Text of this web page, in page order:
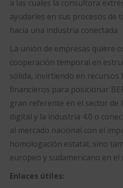
a las cuales la consultora
ayudarles en sus procesos de
hacia una industria conectada
La unión de empresas quiere
cooperación temporal en
sólida, invirtiendo en recursos
financieros para posicionar
gran referente en el sector de
digital y la industria 4.0 o
al mercado nacional con el
homologación estatal, sino
europeo y sudamericano en el
Enlaces útiles: